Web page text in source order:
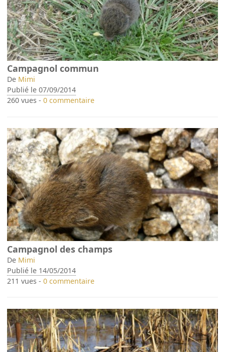
Campagnol commun
De Mimi
Publié le 07/09/2014
260 vues -0 commentaire
Campagnol des champs
De Mimi
Publié le 14/05/2014
211 vues -0 commentaire